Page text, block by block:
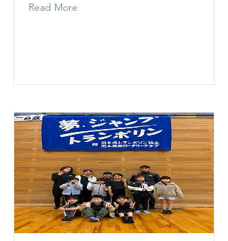
Read More